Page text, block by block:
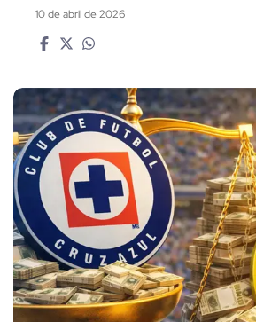
10 de abril de 2026